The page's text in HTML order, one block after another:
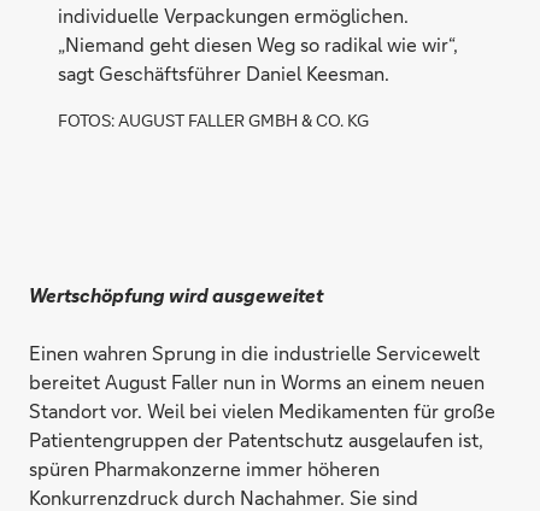
individuelle Verpackungen ermöglichen.
„Niemand geht diesen Weg so radikal wie wir“,
sagt Geschäftsführer Daniel Keesman.
FOTOS: AUGUST FALLER GMBH & CO. KG
Wertschöpfung wird ausgeweitet
Einen wahren Sprung in die industrielle Servicewelt
bereitet ­August Faller nun in Worms an einem neuen
Standort vor. Weil bei vielen Medikamenten für große
Patientengruppen der Patentschutz ausgelaufen ist,
spüren Pharmakonzerne immer höheren
Konkurrenzdruck durch Nachahmer. Sie sind